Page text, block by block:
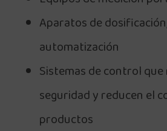
Aparatos de
automatización
Sistemas de control
seguridad y reducen el
productos